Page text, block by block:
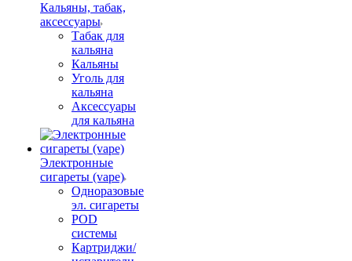
Кальяны, табак,
аксессуары
Табак для
кальяна
Кальяны
Уголь для
кальяна
Аксессуары
для кальяна
Электронные
сигареты (vape)
Одноразовые
эл. сигареты
POD
системы
Картриджи/